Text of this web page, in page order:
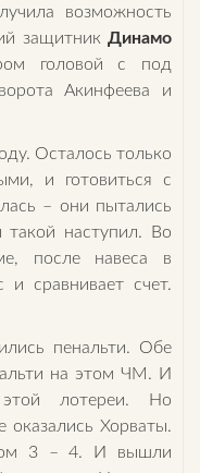
возможность
защитник Динамо
головой с под
Акинфеева и
Осталось только
и готовиться с
– они пытались
наступил. Во
после навеса в
сравнивает счет.
пенальти. Обе
на этом ЧМ. И
лотереи. Но
оказались Хорваты.
3 – 4. И вышли